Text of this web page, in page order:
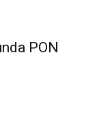
PON